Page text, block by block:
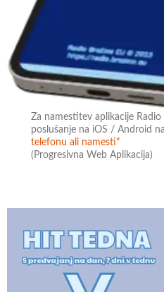
Za namestitev aplikacije
poslušanje na iOS / Android
telefonu ali namesti"
(Progresivna Web Aplikacija)